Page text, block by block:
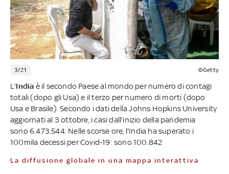
3/21 ©Getty
L'India è il secondo Paese al mondo per numero di contagi
totali (dopo gli Usa) e il terzo per numero di morti (dopo
Usa e Brasile). Secondo i dati della Johns Hopkins University
aggiornati al 3 ottobre, i casi dall'inizio della pandemia
sono 6.473.544. Nelle scorse ore, l'India ha superato i
100mila decessi per Covid-19: sono 100.842
La diffusione globale in una mappa interattiva